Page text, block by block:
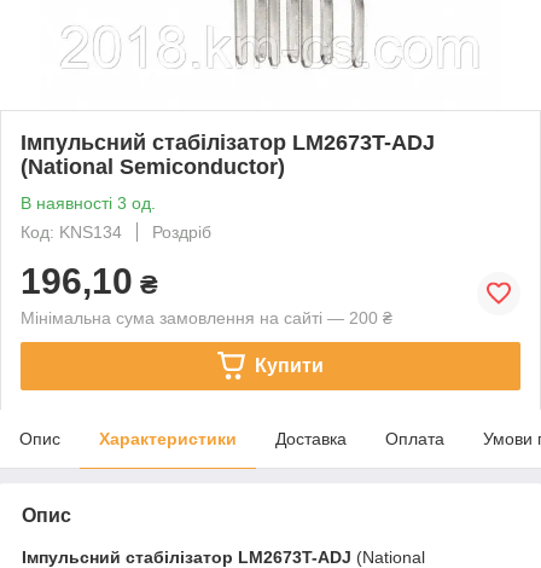
Імпульсний стабілізатор LM2673T-ADJ
(National Semiconductor)
В наявності 3 од.
Код: KNS134
Роздріб
196,10 ₴
Мінімальна сума замовлення на сайті — 200 ₴
Купити
Опис Характеристики Доставка Оплата Умови
Опис
Імпульсний стабілізатор LM2673T-ADJ (National